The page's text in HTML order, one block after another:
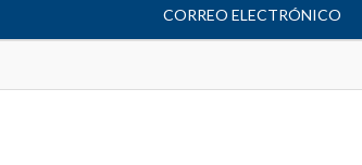
CORREO ELECTRÓNICO